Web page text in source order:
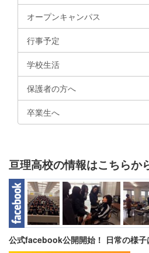
オープンキャンパス
行事予定
学校生活
保護者の方へ
卒業生へ
亘理高校の情報はこちらか
公式facebook公開開始！ 日常の様子